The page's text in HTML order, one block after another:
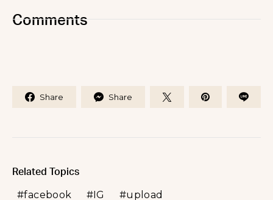
Comments
Share Share
Related Topics
facebook IG
upload